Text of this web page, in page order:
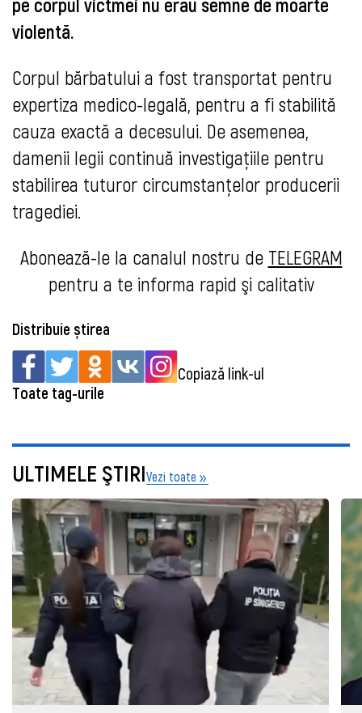
pe corpul victmei nu erau semne de moarte
violentă.
Corpul bărbatului a fost transportat pentru
expertiza medico-legală, pentru a fi stabilită
cauza exactă a decesului. De asemenea,
damenii legii continuă investigaţiile pentru
stabilirea tuturor circumstanţelor producerii
tragediei.
Abonează-le la canalul nostru de TELEGRAM
pentru a te informa rapid şi calitativ
Distribuie știrea
Copiază link-ul
Toate tag-urile
ULTIMELE ŞTIRIVezi toate